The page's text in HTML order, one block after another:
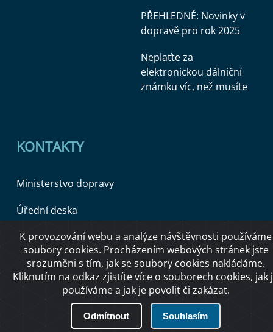
PŘEHLEDNĚ: Novinky v
dopravě pro rok 2025
Neplaťte za
elektronickou dálniční
známku víc, než musíte
KONTAKTY
Ministerstvo dopravy
Úřední deska
Copyright © 2026 Ministerstvo dopravy ČR
O přístupnosti
K provozování webu a analýze návštěvnosti používáme
soubory cookies. Procházením webových stránek jste
srozuměni s tím, jak se soubory cookies nakládáme.
Kliknutím na odkaz zjistíte více o souborech cookies, jak
používáme a jak je povolit či zakázat.
Odmítnout Souhlasím